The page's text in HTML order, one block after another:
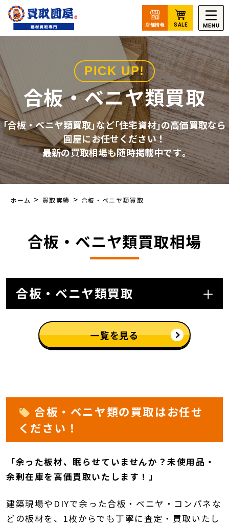
PICK UP!
合板・ベニヤ類買取
｢合板・ベニヤ類買取｣など｢住宅資材｣の高価買取なら
圓屋にお任せください！
最新の買取相場も随時掲載中です｡
ホーム > 買取実績 > 合板・ベニヤ類買取
合板・ベニヤ類買取相場
合板・ベニヤ類買取
一覧を見る
合板・ベニヤ類の買取はお任せ
ください！
「余った板材、眠らせていませんか？未使用品・
余剰在庫を高価買取いたします！」
建築現場やDIYで余った合板・ベニヤ・コンパネな
どの板材を、1枚からでも丁寧に査定・買取いたし